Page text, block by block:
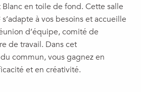
Blanc en toile de fond. Cette salle
à vos besoins et accueille
d’équipe, comité de
de travail. Dans cet
commun, vous gagnez en
et en créativité.